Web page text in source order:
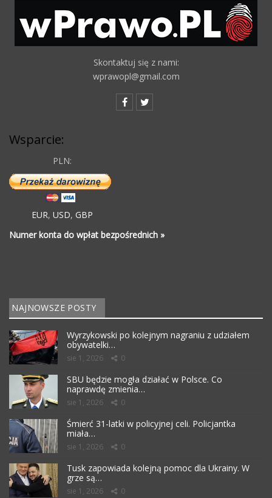
Skontaktuj się z nami:
wprawopl@gmail.com
Wsparcie:
PLN:
EUR, USD, GBP
Numer konta do wpłat bezpośrednich »
NAJNOWSZE POSTY
Wyrzykowski po kolejnym nagraniu z udziałem
obywatelki…
sie 1, 2026 0
SBU będzie mogła działać w Polsce. Co
naprawdę zmienia…
sie 1, 2026 0
Śmierć 31-latki w policyjnej celi. Policjantka
miała…
sie 1, 2026 0
Tusk zapowiada kolejną pomoc dla Ukrainy. W
grze są…
sie 1, 2026 0